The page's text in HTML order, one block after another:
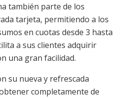
también parte de los
tarjeta, permitiendo a los
en cuotas desde 3 hasta
a sus clientes adquirir
una gran facilidad.
su nueva y refrescada
completamente de